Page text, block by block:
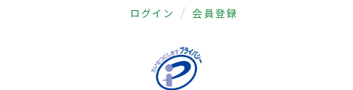
ログイン 会員登録